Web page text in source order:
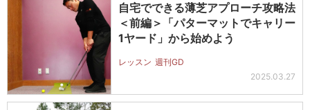
自宅でできる薄芝アプローチ攻略法
＜前編＞「パターマットでキャリー
1ヤード」から始めよう
レッスン 週刊GD
2025.03.27